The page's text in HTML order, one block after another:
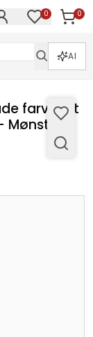
0 0
Varer
AI
farverigt
Mønster